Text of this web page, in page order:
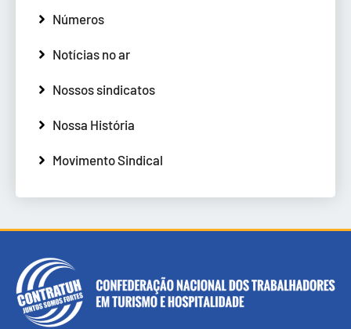
Números
Notícias no ar
Nossos sindicatos
Nossa História
Movimento Sindical